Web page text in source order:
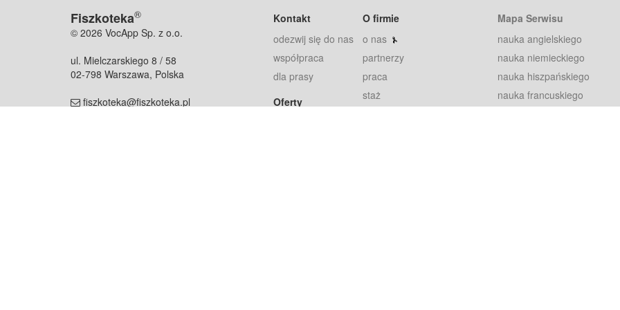
Fiszkoteka®
© 2026 VocApp Sp. z o.o.
ul. Mielczarskiego 8 / 58
02-798 Warszawa, Polska
fiszkoteka@fiszkoteka.pl
Kontakt
odezwij się do nas
współpraca
dla prasy
Oferty
O firmie
o nas
partnerzy
praca
staż
Mapa Serwisu
nauka angielskiego
nauka niemieckiego
nauka hiszpańskiego
nauka francuskiego